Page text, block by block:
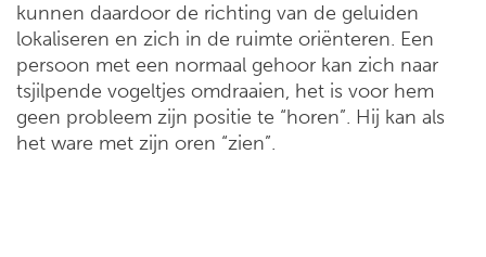
kunnen daardoor de richting van de geluiden
lokaliseren en zich in de ruimte oriënteren. Een
persoon met een normaal gehoor kan zich naar
tsjilpende vogeltjes omdraaien, het is voor hem
geen probleem zijn positie te “horen”. Hij kan als
het ware met zijn oren “zien”.